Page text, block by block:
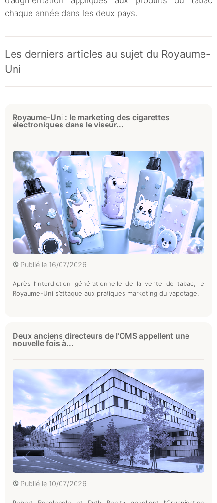
chaque année dans les deux pays.
Les derniers articles au sujet du Royaume-
Uni
Royaume-Uni : le marketing des cigarettes
électroniques dans le viseur...
Publié le 16/07/2026
Après l’interdiction générationnelle de la vente de tabac, le
Royaume-Uni s’attaque aux pratiques marketing du vapotage.
Deux anciens directeurs de l’OMS appellent une
nouvelle fois à...
Publié le 10/07/2026